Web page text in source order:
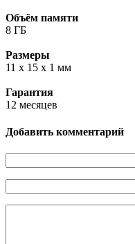
Объём памяти
8 ГБ
Размеры
11 x 15 x 1 мм
Гарантия
12 месяцев
Добавить комментарий